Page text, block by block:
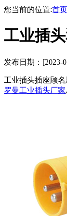
您当前的位置:首页
工业插
发布日期：
工业插头插座顾
罗曼工业插头厂家